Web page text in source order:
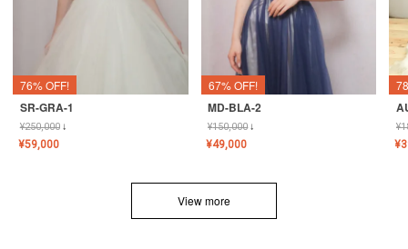
76% OFF!
SR-GRA-1
¥250,000↓
¥59,000
67% OFF!
MD-BLA-2
¥150,000↓
¥49,000
¥
¥
View more